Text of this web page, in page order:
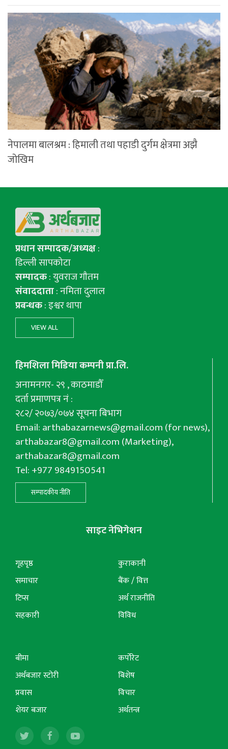
नेपालमा बालश्रम : हिमाली तथा पहाडी दुर्गम क्षेत्रमा अझै
जोखिम
प्रधान सम्पादक/अध्यक्ष:
डिल्ली सापकोटा
सम्पादक: युवराज गाैतम
संवाददाता: नमिता दुलाल
प्रबन्धक: इश्वर थापा
VIEW ALL
हिमशिला मिडिया कम्पनी प्रा.लि.
अनामनगर- २९ , काठमाडौँ
दर्ता प्रमाणपत्र नं :
२८२/ २०७३/०७४ सूचना बिभाग
Email:arthabazarnews@gmail.com(for news),
arthabazar8@gmail.com(Marketing),
arthabazar8@gmail.com
Tel: +977 9849150541
सम्पादकीय नीति
साइट नेभिगेशन
गृहपृष्ठ
समाचार
टिप्स
सहकारी
कुराकानी
बैंक / वित्त
अर्थ राजनीति
विविध
बीमा
अर्थबजार स्टोरी
प्रवास
शेयर बजार
कर्पोरेट
बिशेष
विचार
अर्थतन्त्र